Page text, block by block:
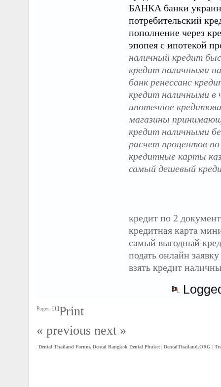
БАНКА банки
потребительский
пополнение через
эпопея с ипотекой
наличный кредит
кредит наличными
банк ренессанс
кредит наличными в
ипотечное
магазины
кредит наличными
расчет процентов
кредитные карты
самый дешевый
кредит по 2
кредитная карта
самый выгодный
подать онлайн
взять кредит
Print
Pages: [1]
« previous next »
Dental Thailand Forum, Dental Bangkok Dental Phuket | DentalThailand.ORG |